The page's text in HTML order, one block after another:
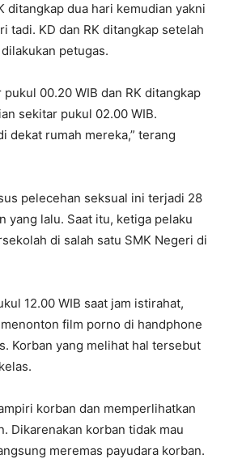
ditangkap dua hari kemudian yakni
tadi. KD dan RK ditangkap setelah
petugas.
00.20 WIB dan RK ditangkap
sekitar pukul 02.00 WIB.
dekat rumah mereka,” terang
pelecehan seksual ini terjadi 28
yang lalu. Saat itu, ketiga pelaku
di salah satu SMK Negeri di
12.00 WIB saat jam istirahat,
film porno di handphone
Korban yang melihat hal tersebut
korban dan memperlihatkan
Dikarenakan korban tidak mau
meremas payudara korban.